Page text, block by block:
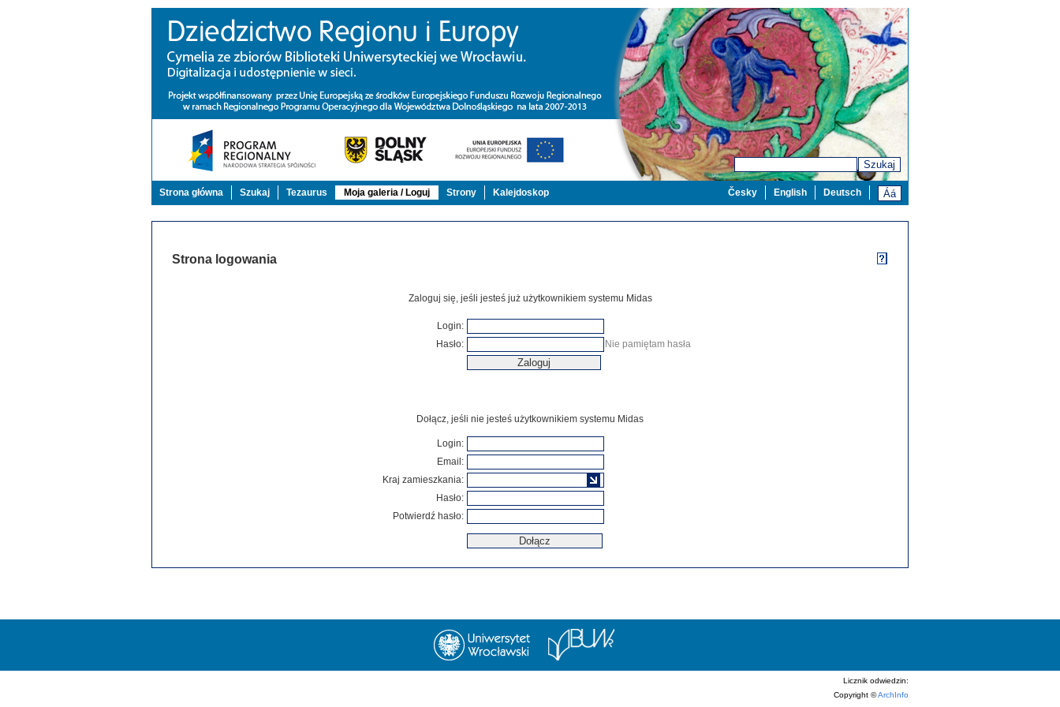
Szukaj
Strona główna Szukaj Tezaurus Moja galeria / Loguj Strony Kalejdoskop Deutsch
English
Česky
Strona logowania
Zaloguj się, jeśli jesteś już użytkownikiem systemu Midas
Login:
Hasło:
Nie pamiętam hasła
Dołącz, jeśli nie jesteś użytkownikiem systemu Midas
Login:
Email:
Kraj zamieszkania:
Hasło:
Potwierdź hasło:
Licznik odwiedzin:
Copyright ©ArchInfo